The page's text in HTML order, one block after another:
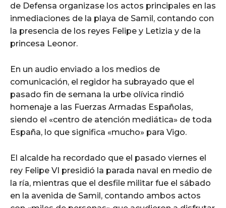
de Defensa organizase los actos principales en las
inmediaciones de la playa de Samil, contando con
la presencia de los reyes Felipe y Letizia y de la
princesa Leonor.
En un audio enviado a los medios de
comunicación, el regidor ha subrayado que el
pasado fin de semana la urbe olívica rindió
homenaje a las Fuerzas Armadas Españolas,
siendo el «centro de atención mediática» de toda
España, lo que significa «mucho» para Vigo.
El alcalde ha recordado que el pasado viernes el
rey Felipe VI presidió la parada naval en medio de
la ría, mientras que el desfile militar fue el sábado
en la avenida de Samil, contando ambos actos